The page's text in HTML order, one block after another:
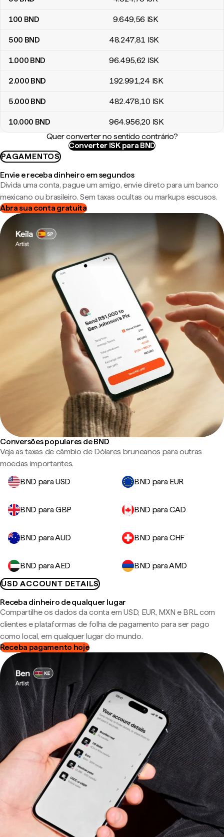
100 BND 9.649,56 ISK
500 BND 48.247,81 ISK
1.000 BND 96.495,62 ISK
2.000 BND 192.991,24 ISK
5.000 BND 482.478,10 ISK
10.000 BND 964.956,20 ISK
Quer converter no sentido contrário?
Converter ISK para BND
PAGAMENTOS
Envie e receba dinheiro em segundos
Divida uma conta, pague um amigo, envie direto para um banco
mexicano ou brasileiro. Sem taxas ocultas ou markups escusos.
Abra sua conta gratuita
Conversões populares de BND
Veja as taxas de câmbio de Dólares bruneanos para outras
moedas importantes.
BND para USD
BND para EUR
BND para GBP BND para CAD
BND para AUD BND para CHF
BND para AED
BND para AMD
USD ACCOUNT DETAILS
Receba dinheiro de qualquer lugar
Compartilhe os dados da conta em USD, EUR, MXN e BRL com
clientes e plataformas de folha de pagamento para ser pago
como local, em qualquer lugar do mundo.
Receba pagamento hoje